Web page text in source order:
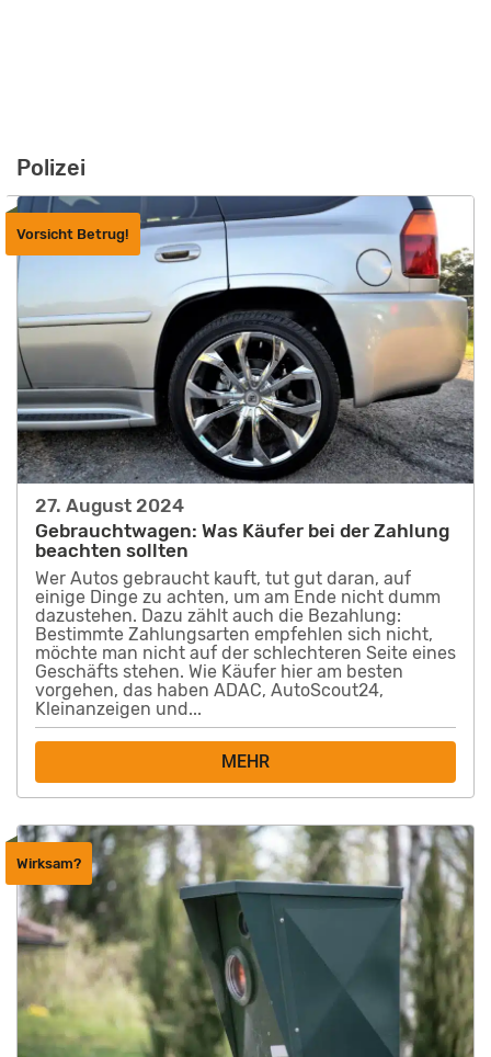
Polizei
27. August 2024
Gebrauchtwagen: Was Käufer bei der Zahlung
beachten sollten
Wer Autos gebraucht kauft, tut gut daran, auf
einige Dinge zu achten, um am Ende nicht dumm
dazustehen. Dazu zählt auch die Bezahlung:
Bestimmte Zahlungsarten empfehlen sich nicht,
möchte man nicht auf der schlechteren Seite eines
Geschäfts stehen. Wie Käufer hier am besten
vorgehen, das haben ADAC, AutoScout24,
Kleinanzeigen und...
MEHR
Vorsicht Betrug!
Wirksam?